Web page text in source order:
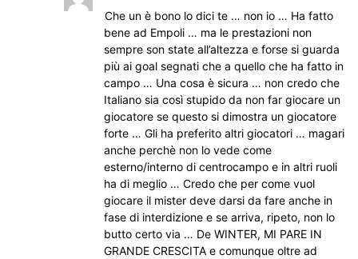
Che un è bono lo dici te … non io … Ha fatto
bene ad Empoli … ma le prestazioni non
sempre son state all’altezza e forse si guarda
più ai goal segnati che a quello che ha fatto in
campo … Una cosa è sicura … non credo che
Italiano sia così stupido da non far giocare un
giocatore se questo si dimostra un giocatore
forte … Gli ha preferito altri giocatori … magari
anche perchè non lo vede come
esterno/interno di centrocampo e in altri ruoli
ha di meglio … Credo che per come vuol
giocare il mister deve darsi da fare anche in
fase di interdizione e se arriva, ripeto, non lo
butto certo via … De WINTER, MI PARE IN
GRANDE CRESCITA e comunque oltre ad